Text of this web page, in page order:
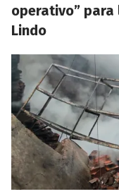
operativo”
Lindo